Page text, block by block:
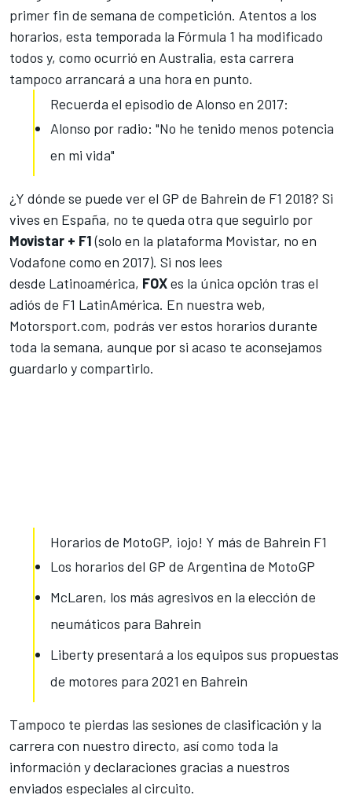
primer fin de semana de competición. Atentos a los
horarios, esta temporada la Fórmula 1 ha modificado
todos y, como ocurrió en Australia, esta carrera
tampoco arrancará a una hora en punto.
Recuerda el episodio de Alonso en 2017:
Alonso por radio: "No he tenido menos potencia
en mi vida"
¿Y dónde se puede ver el GP de Bahrein de F1 2018? Si
vives en España, no te queda otra que seguirlo por
Movistar + F1(solo en la plataforma Movistar, no en
Vodafone como en 2017). Si nos lees
desde Latinoamérica, FOXes la única opción tras el
adiós de F1 LatinAmérica. En nuestra web,
Motorsport.com, podrás ver estos horarios durante
toda la semana, aunque por si acaso te aconsejamos
guardarlo y compartirlo.
Horarios de MotoGP, ¡ojo! Y más de Bahrein F1
Los horarios del GP de Argentina de MotoGP
McLaren, los más agresivos en la elección de
neumáticos para Bahrein
Liberty presentará a los equipos sus propuestas
de motores para 2021 en Bahrein
Tampoco te pierdas las sesiones de clasificación y la
carrera con nuestro directo, así como toda la
información y declaraciones gracias a nuestros
enviados especiales al circuito.